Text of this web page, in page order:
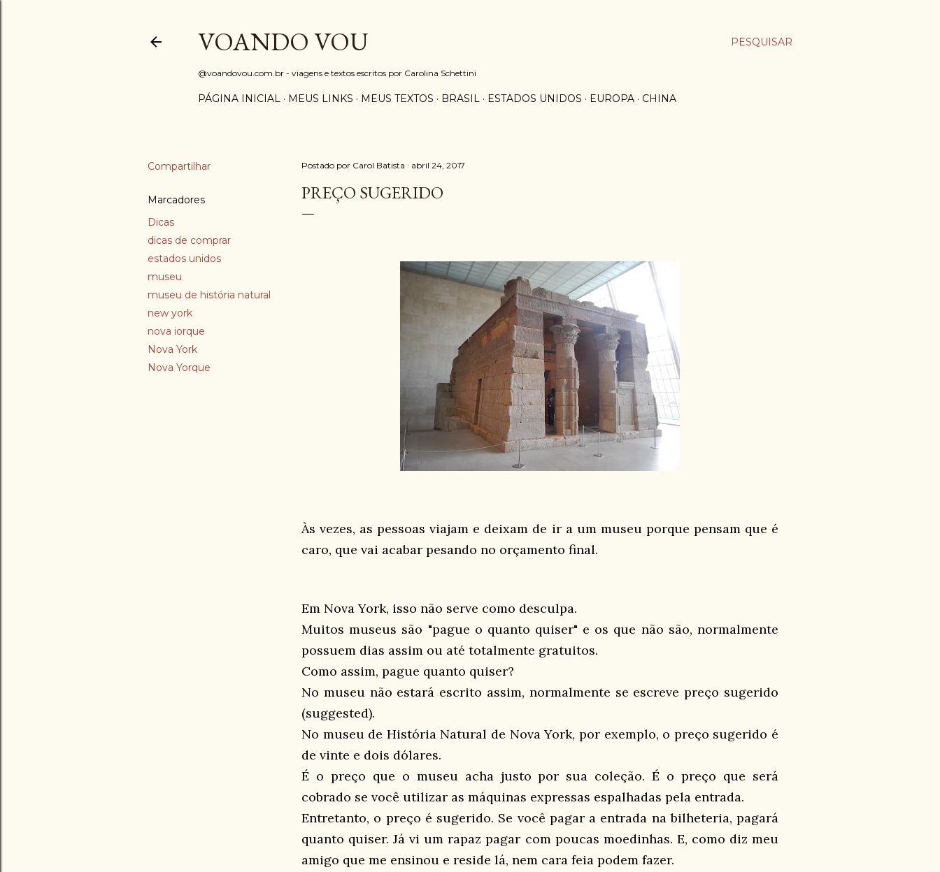
PESQUISAR
VOANDO VOU
@voandovou.com.br - viagens e textos escritos por Carolina Schettini
PÁGINA INICIAL MEUS LINKS MEUS TEXTOS BRASIL ESTADOS UNIDOS EUROPA CHINA
Compartilhar
Marcadores
Dicas
dicas de comprar
estados unidos
museu
museu de história natural
new york
nova iorque
Nova York
Nova Yorque
Postado por Carol Batista abril 24, 2017
PREÇO SUGERIDO
Às vezes, as pessoas viajam e deixam de ir a um museu porque pensam que é
caro, que vai acabar pesando no orçamento final.
Em Nova York, isso não serve como desculpa.
Muitos museus são "pague o quanto quiser" e os que não são, normalmente
possuem dias assim ou até totalmente gratuitos.
Como assim, pague quanto quiser?
No museu não estará escrito assim, normalmente se escreve preço sugerido
(suggested).
No museu de História Natural de Nova York, por exemplo, o preço sugerido é
de vinte e dois dólares.
É o preço que o museu acha justo por sua coleção. É o preço que será
cobrado se você utilizar as máquinas expressas espalhadas pela entrada.
Entretanto, o preço é sugerido. Se você pagar a entrada na bilheteria, pagará
quanto quiser. Já vi um rapaz pagar com poucas moedinhas. E, como diz meu
amigo que me ensinou e reside lá, nem cara feia podem fazer.